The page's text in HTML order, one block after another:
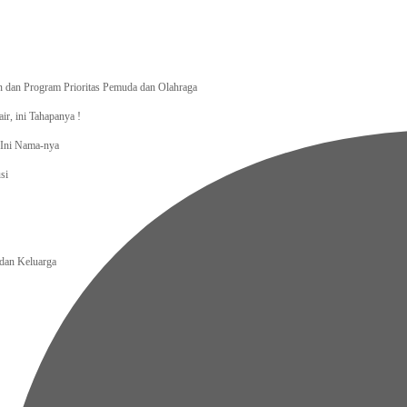
Program Prioritas Pemuda dan Olahraga
ini Tahapanya !
Nama-nya
Keluarga